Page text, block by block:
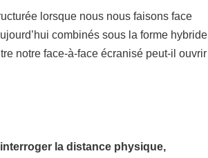
lorsque nous nous faisons face
combinés sous la forme hybride
notre face-à-face écranisé peut-il ouvrir
la distance physique,